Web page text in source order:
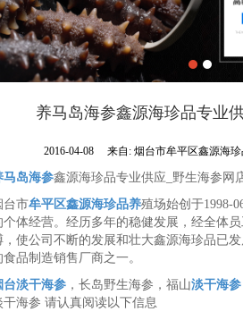
养马岛海参鑫源海珍品专业
2016-04-08 来自: 烟台市牟平区鑫源海
马岛海参鑫源海珍品专业供应_野生海参网
台市牟平区鑫源海珍品养殖场始创于1998-
个体经营。经历多年的稳健发展，经全体
，使公司不断的发展和壮大鑫源海珍品已
食品制造销售厂商之一。
台淡干海参，长岛野生海参，福山淡干海参
干海参 请认真阅读以下信息